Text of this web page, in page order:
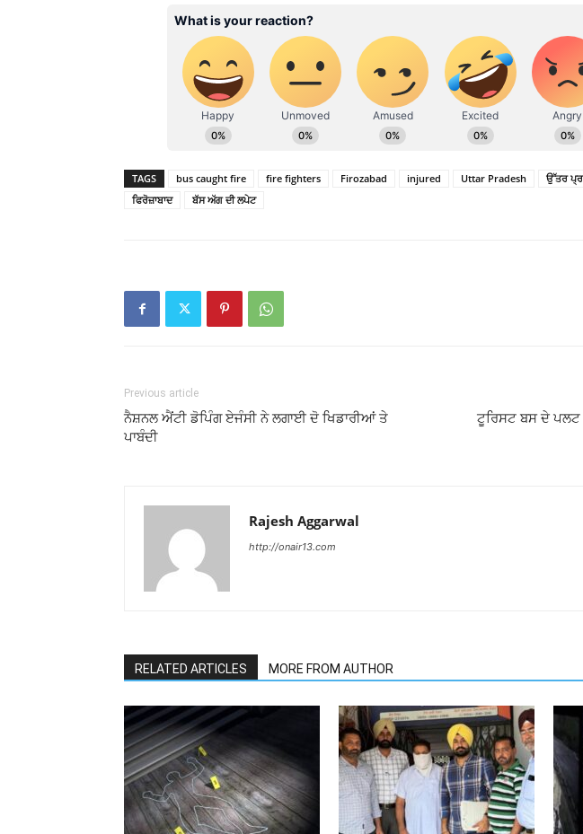
TAGS bus caught fire fire fighters Firozabad injured Uttar Pradesh ਉੱਤਰ
ਫਿਰੋਜ਼ਾਬਾਦ
ਬੱਸ ਅੱਗ ਦੀ ਲਪੇਟ
Previous article
ਨੈਸ਼ਨਲ ਐਂਟੀ ਡੋਪਿੰਗ ਏਜੰਸੀ ਨੇ ਲਗਾਈ ਦੋ ਖਿਡਾਰੀਆਂ ਤੇ
ਪਾਬੰਦੀ
ਟੂਰਿਸਟ ਬਸ ਦੇ ਪਲਟ
Rajesh Aggarwal
http://onair13.com
RELATED ARTICLES MORE FROM AUTHOR